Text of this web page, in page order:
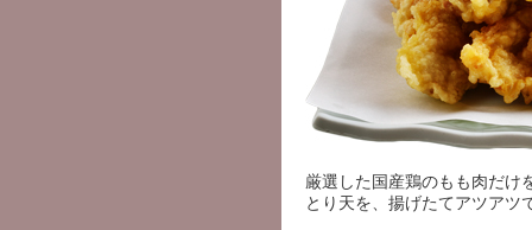
厳選した国産鶏のもも肉だけ
とり天を、揚げたてアツアツ